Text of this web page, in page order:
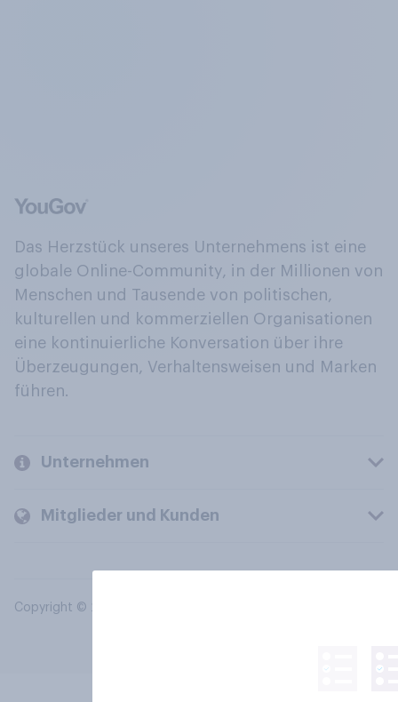
Das Herzstück unseres Unternehmens ist eine
globale Online-Community, in der Millionen von
Menschen und Tausende von politischen,
kulturellen und kommerziellen Organisationen
eine kontinuierliche Konversation über ihre
Überzeugungen, Verhaltensweisen und Marken
führen.
Unternehmen
Mitglieder und Kunden
Copyright © 2026 YouGov PLC. Alle Rechte vorbehalten.